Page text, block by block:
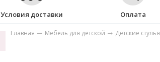
Условия доставки Оплата
Главная Мебель для детской Детские стулья